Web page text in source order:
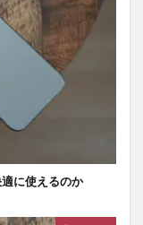
に使えるのか